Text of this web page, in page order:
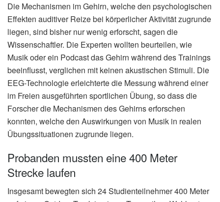
Die Mechanismen im Gehirn, welche den psychologischen
Effekten auditiver Reize bei körperlicher Aktivität zugrunde
liegen, sind bisher nur wenig erforscht, sagen die
Wissenschaftler. Die Experten wollten beurteilen, wie
Musik oder ein Podcast das Gehirn während des Trainings
beeinflusst, verglichen mit keinen akustischen Stimuli. Die
EEG-Technologie erleichterte die Messung während einer
im Freien ausgeführten sportlichen Übung, so dass die
Forscher die Mechanismen des Gehirns erforschen
konnten, welche den Auswirkungen von Musik in realen
Übungssituationen zugrunde liegen.
Probanden mussten eine 400 Meter
Strecke laufen
Insgesamt bewegten sich 24 Studienteilnehmer 400 Meter